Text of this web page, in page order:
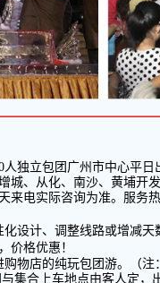
人独立包团广州市中心平日
城、从化、南沙、黄埔开
来电实际咨询为准。服务热
设计、调整线路或增减
价格优惠！
物店的纯玩包团游。（
集合上车地点由客人定，